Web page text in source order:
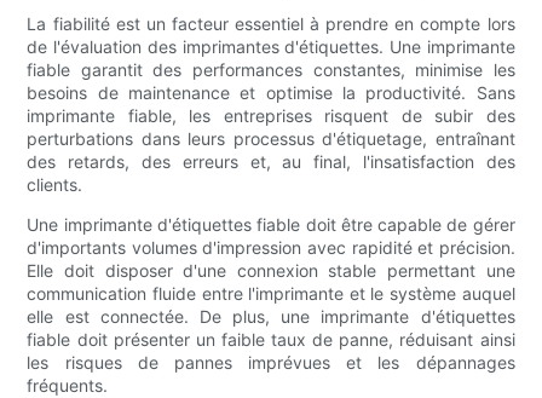
La fiabilité est un facteur essentiel à prendre en compte lors
de l'évaluation des imprimantes d'étiquettes. Une imprimante
fiable garantit des performances constantes, minimise les
besoins de maintenance et optimise la productivité. Sans
imprimante fiable, les entreprises risquent de subir des
perturbations dans leurs processus d'étiquetage, entraînant
des retards, des erreurs et, au final, l'insatisfaction des
clients.
Une imprimante d'étiquettes fiable doit être capable de gérer
d'importants volumes d'impression avec rapidité et précision.
Elle doit disposer d'une connexion stable permettant une
communication fluide entre l'imprimante et le système auquel
elle est connectée. De plus, une imprimante d'étiquettes
fiable doit présenter un faible taux de panne, réduisant ainsi
les risques de pannes imprévues et les dépannages
fréquents.